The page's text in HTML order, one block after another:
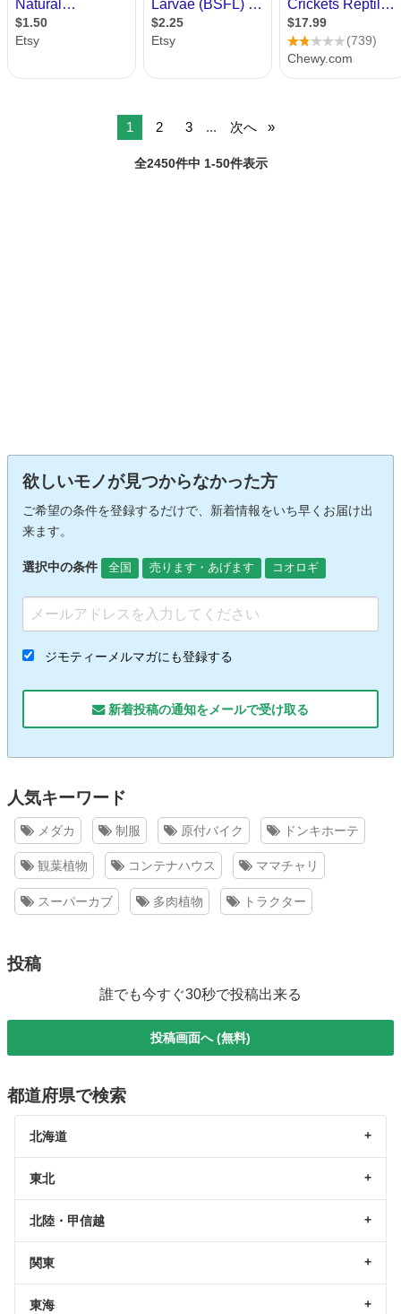
1 2 3 ... 次へ
全2450件中 1-50件表示
欲しいモノが見つからなかった方
ご希望の条件を登録するだけで、新着情報をいち早くお届け出
来ます。
選択中の条件 全国 売ります・あげます コオロギ
ジモティーメルマガにも登録する
新着投稿の通知をメールで受け取る
人気キーワード
メダカ 制服 原付バイク ドンキホーテ
観葉植物 コンテナハウス ママチャリ
スーパーカブ 多肉植物 トラクター
投稿
誰でも今すぐ30秒で投稿出来る
投稿画面へ (無料)
都道府県で検索
北海道
東北
北陸・甲信越
関東
東海